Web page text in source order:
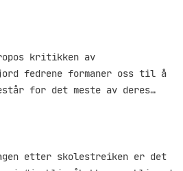
kritikken av
fedrene formaner oss til å
for det meste av deres…
etter skolestreiken er det